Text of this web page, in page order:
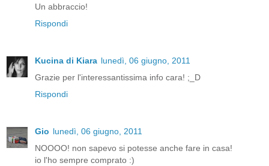
Un abbraccio!
Rispondi
Kucina di Kiara lunedì, 06 giugno, 2011
Grazie per l'interessantissima info cara! ;_D
Rispondi
Gio lunedì, 06 giugno, 2011
NOOOO! non sapevo si potesse anche fare in casa!
io l'ho sempre comprato :)